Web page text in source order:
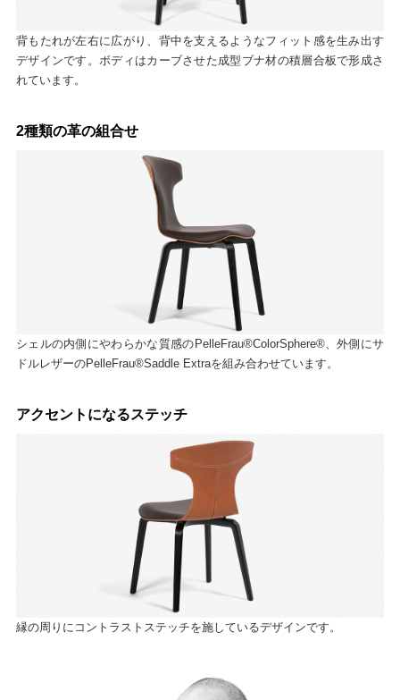
背もたれが左右に広がり、背中を支えるようなフィット感を生み出す
デザインです。ボディはカーブさせた成型ブナ材の積層合板で形成さ
れています。
2種類の革の組合せ
シェルの内側にやわらかな質感のPelleFrau®ColorSphere®、外側にサ
ドルレザーのPelleFrau®Saddle Extraを組み合わせています。
アクセントになるステッチ
縁の周りにコントラストステッチを施しているデザインです。